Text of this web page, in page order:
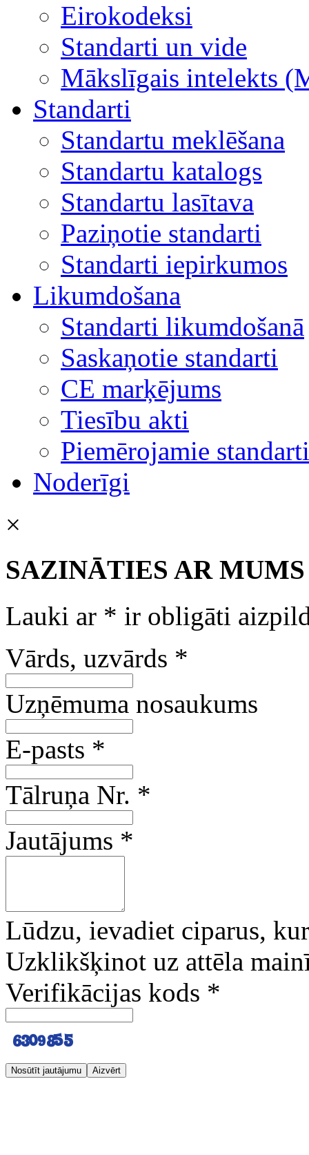
Eirokodeksi
Standarti un vide
Mākslīgais intelekts
Standarti
Standartu meklēšana
Standartu katalogs
Standartu lasītava
Paziņotie standarti
Standarti iepirkumos
Likumdošana
Standarti likumdošanā
Saskaņotie standarti
CE marķējums
Tiesību akti
Piemērojamie standarti
Noderīgi
×
SAZINĀTIES AR MUMS
Lauki ar * ir obligāti
Vārds, uzvārds *
Uzņēmuma nosaukums
E-pasts *
Tālruņa Nr. *
Jautājums *
Lūdzu, ievadiet ciparus,
Uzklikšķinot uz attēla
Verifikācijas kods *
Nosūtīt jautājumu Aizvērt